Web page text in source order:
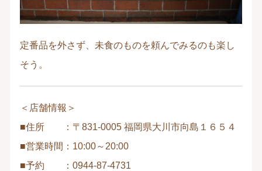
定番品を外さず、未食のものを頼んでみるのも楽し
そう。
＜店舗情報＞
■住所 ：〒831-0005 福岡県大川市向島１６５４
■営業時間：10:00～20:00
■予約 ：0944-87-4731